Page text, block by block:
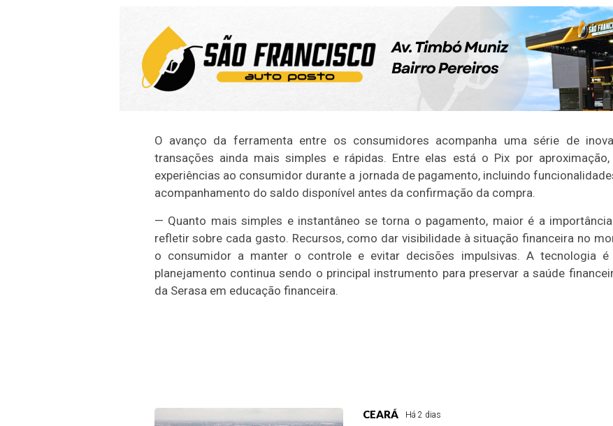
O avanço da ferramenta entre os consumidores acompanha uma série de
transações ainda mais simples e rápidas. Entre elas está o Pix por
experiências ao consumidor durante a jornada de pagamento, incluindo
acompanhamento do saldo disponível antes da confirmação da compra.
— Quanto mais simples e instantâneo se torna o pagamento, maior é a
refletir sobre cada gasto. Recursos, como dar visibilidade à situação financeira no
o consumidor a manter o controle e evitar decisões impulsivas. A tecnologia
planejamento continua sendo o principal instrumento para preservar a saúde
da Serasa em educação financeira.
CEARÁ Há 2 dias